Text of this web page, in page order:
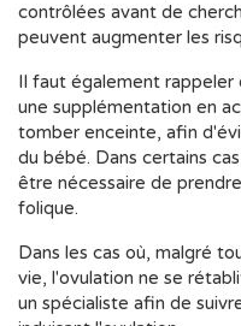
contrôlées avant de
peuvent augmenter les
Il faut également
une supplémentation en
tomber enceinte, afin
du bébé. Dans certains
être nécessaire de
folique.
Dans les cas où, malgré
vie, l'ovulation ne se
un spécialiste afin de